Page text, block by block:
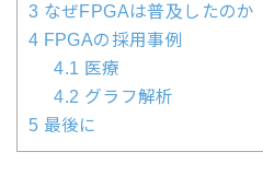
3 なぜFPGAは普及したのか
4 FPGAの採用事例
4.1 医療
4.2 グラフ解析
5 最後に